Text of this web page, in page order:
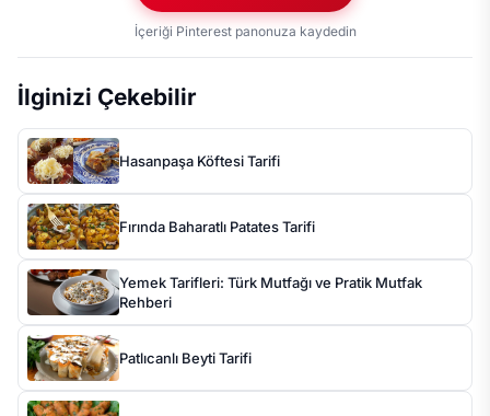
İçeriği Pinterest panonuza kaydedin
İlginizi Çekebilir
Hasanpaşa Köftesi Tarifi
Fırında Baharatlı Patates Tarifi
Yemek Tarifleri: Türk Mutfağı ve Pratik Mutfak
Rehberi
Patlıcanlı Beyti Tarifi